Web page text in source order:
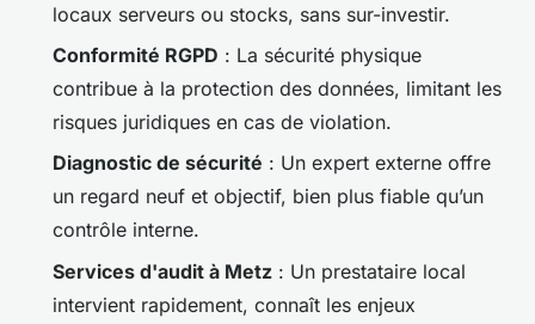
locaux serveurs ou stocks, sans sur-investir.
Conformité RGPD : La sécurité physique
contribue à la protection des données, limitant les
risques juridiques en cas de violation.
Diagnostic de sécurité : Un expert externe offre
un regard neuf et objectif, bien plus fiable qu’un
contrôle interne.
Services d'audit à Metz : Un prestataire local
intervient rapidement, connaît les enjeux